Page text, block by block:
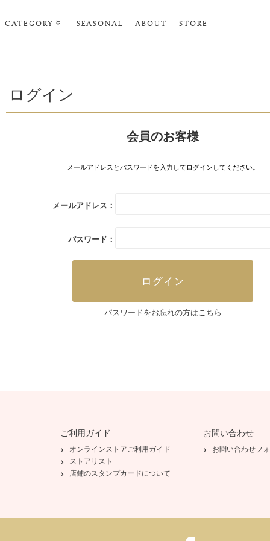
CATEGORY SEASONAL ABOUT STORE
ポーチ･トラベルグッズ
タオル・ヘアバンド
ログイン
会員のお客様
メールアドレスとパスワードを入力してログインしてください。
メールアドレス：
パスワード：
パスワードをお忘れの方はこちら
ご利用ガイド
オンラインストアご利用ガイド
ストアリスト
店鋪のスタンプカードについて
お問い合わせ
お問い合わせフ